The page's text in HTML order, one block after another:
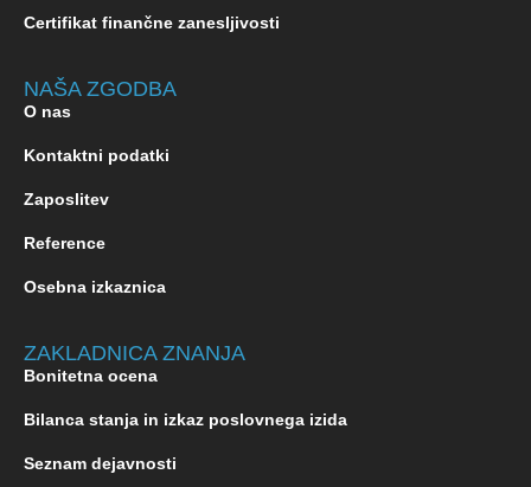
Certifikat finančne zanesljivosti
NAŠA ZGODBA
O nas
Kontaktni podatki
Zaposlitev
Reference
Osebna izkaznica
ZAKLADNICA ZNANJA
Bonitetna ocena
Bilanca stanja in izkaz poslovnega izida
Seznam dejavnosti